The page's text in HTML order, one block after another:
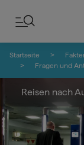
Startseite
Fragen und
Reisen nach